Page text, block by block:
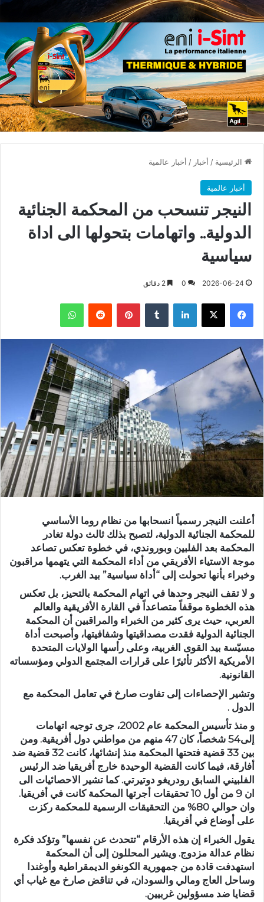
الرئيسية / أخبار / أخبار عالمية
أخبار عالمية
النيجر تنسحب من المحكمة الجنائية
الدولية.. واتهامات بتحولها الى اداة
سياسية
2026-06-24
0
فيسبوك X لينكدإن بينتيريست واتساب
أعلنت النيجر رسمياً انسحابها من نظام روما الأساسي
للمحكمة الجنائية الدولية، لتصبح بذلك ثالث دولة تغادر
المحكمة بعد الفلبين وبوروندي، في خطوة تعكس تصاعد
موجة الاستياء الأفريقي من أداء المحكمة التي يتهمها مراقبون
وخبراء بأنها تحولت إلى “أداة سياسية” بيد الغرب.
و لا تقف النيجر وحدها في اتهام المحكمة بالتحيز، بل تعكس
هذه الخطوة موقفاً متصاعداً في القارة الأفريقية والعالم
العربي، حيث يرى كثير من الخبراء والمراقبين أن المحكمة
الجنائية الدولية فقدت مصداقيتها وشفافيتها، وأصبحت أداة
مسيّسة بيد القوى الغربية، وعلى رأسها الولايات المتحدة
الأمريكية الأكثر تأثيرًا على قرارات المجتمع الدولي ومؤسساته
القانونية.
وتشير الإحصاءات إلى تفاوت صارخ في تعامل المحكمة مع
الدول .
و منذ تأسيس المحكمة عام 2002، جرى توجيه اتهامات
إلى54 شخصاً، كان 47 منهم من مواطني دول أفريقية. ومن
بين 33 قضية فتحتها المحكمة منذ إنشائها، كانت 32 قضية ضد
أفارقة، فيما كانت القضية الوحيدة خارج أفريقيا ضد الرئيس
الفلبيني السابق رودريغو دوتيرتي. كما تشير الاحصائيات الى
ان 9 من أول 10 تحقيقات أجرتها المحكمة كانت في أفريقيا.
وان حوالي 80% من التحقيقات الرسمية للمحكمة ركزت
على أوضاع في أفريقيا.
يقول الخبراء إن هذه الأرقام “تتحدث عن نفسها” وتؤكد فكرة
نظام عدالة مزدوج. ويشير المحللون إلى أن المحكمة
استهدفت قادة من جمهورية الكونغو الديمقراطية وأوغندا
وساحل العاج ومالي والسودان، في تناقض صارخ مع غياب أي
قضايا ضد مسؤولين غربيين.